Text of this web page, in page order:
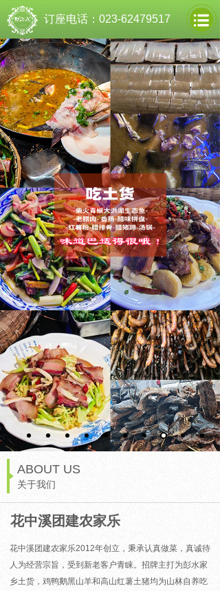
订座电话：023-62479517
ABOUT US
关于我们
花中溪团建农家乐
花中溪团建农家乐2012年创立，秉承认真做菜，真诚待
人为经营宗旨，受到新老客户青睐。招牌主打为彭水家
乡土货，鸡鸭鹅黑山羊和高山红薯土猪均为山林自养吃